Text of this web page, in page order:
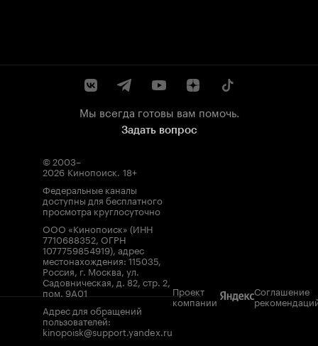
Мы всегда готовы вам помочь.
Задать вопрос
© 2003–
2026 Кинопоиск. 18+
Федеральные каналы
доступны для бесплатного
просмотра круглосуточно
ООО «Кинопоиск» (ИНН
7710688352, ОГРН
1077759854919), адрес
местонахождения: 115035,
Россия, г. Москва, ул.
Садовническая, д. 82, стр. 2,
пом. 9А01
Адрес для обращений
пользователей:
kinopoisk@support.yandex.ru
Проект
компании
Соглашение